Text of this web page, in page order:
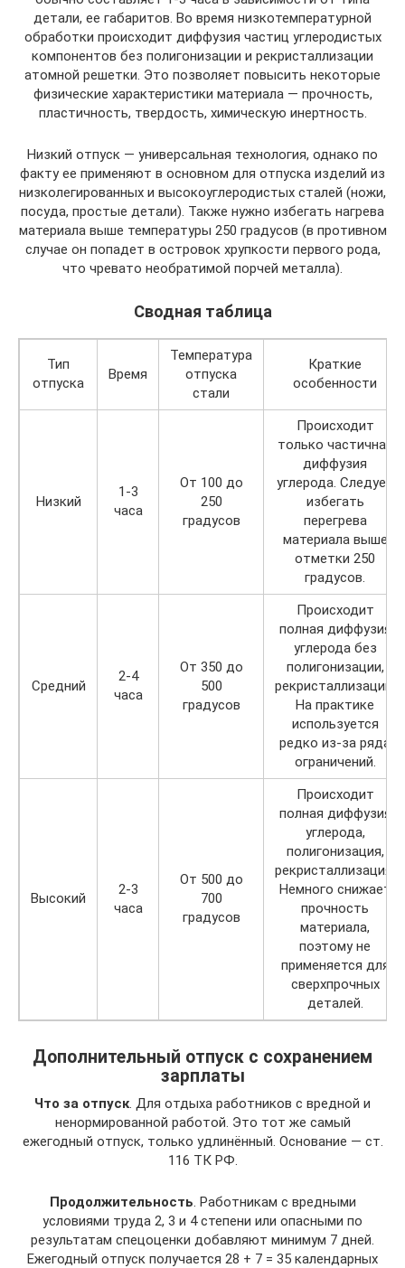
детали, ее габаритов. Во время низкотемпературной
обработки происходит диффузия частиц углеродистых
компонентов без полигонизации и рекристаллизации
атомной решетки. Это позволяет повысить некоторые
физические характеристики материала — прочность,
пластичность, твердость, химическую инертность.
Низкий отпуск — универсальная технология, однако по
факту ее применяют в основном для отпуска изделий из
низколегированных и высокоуглеродистых сталей (ножи,
посуда, простые детали). Также нужно избегать нагрева
материала выше температуры 250 градусов (в противном
случае он попадет в островок хрупкости первого рода,
что чревато необратимой порчей металла).
Сводная таблица
Тип
отпуска
Время
Температура
отпуска
стали
Краткие
особенности
Низкий
1-3
часа
От 100 до
250
градусов
Происходит
только частичная
диффузия
углерода. Следует
избегать
перегрева
материала выше
отметки 250
градусов.
Средний
2-4
часа
От 350 до
500
градусов
Происходит
полная диффузия
углерода без
полигонизации,
рекристаллизации.
На практике
используется
редко из-за ряда
ограничений.
Высокий
2-3
часа
От 500 до
700
градусов
Происходит
полная диффузия
углерода,
полигонизация,
рекристаллизация.
Немного снижает
прочность
материала,
поэтому не
применяется для
сверхпрочных
деталей.
Дополнительный отпуск с сохранением
зарплаты
Что за отпуск . Для отдыха работников с вредной и
ненормированной работой. Это тот же самый
ежегодный отпуск, только удлинённый. Основание — ст.
116 ТК РФ.
Продолжительность . Работникам с вредными
условиями труда 2, 3 и 4 степени или опасными по
результатам спецоценки добавляют минимум 7 дней.
Ежегодный отпуск получается 28 + 7 = 35 календарных